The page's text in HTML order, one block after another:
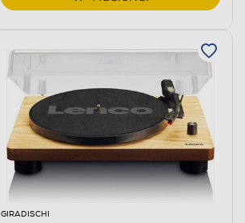
GIRADISCHI